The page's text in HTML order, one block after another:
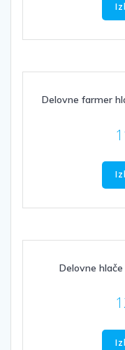
Delovne farmer
Delovne